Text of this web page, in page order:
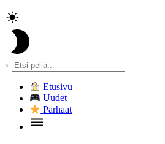
Etusivu
Uudet
Parhaat